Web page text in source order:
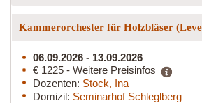
Kammerorchester für Holzbläser
06.09.2026 - 13.09.2026
€ 1225 - Weitere Preisinfos
Dozenten: Stock, Ina
Domizil: Seminarhof Schleglberg